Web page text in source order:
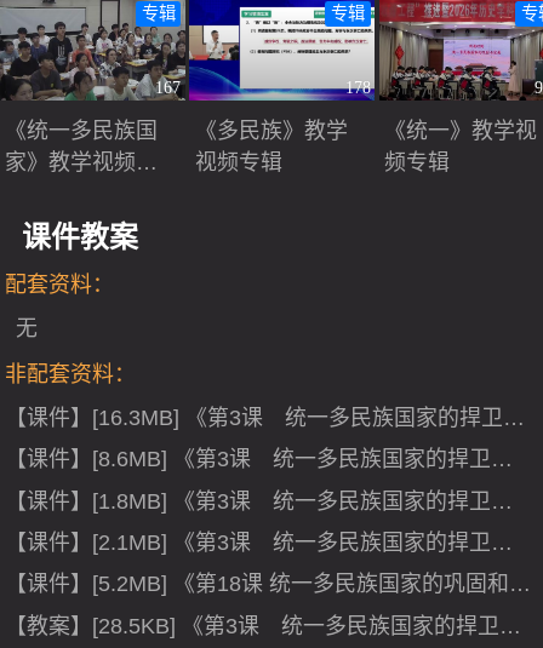
实录
实录
实录
167
专辑
《统一多民族国
家》教学视频专
178
专辑
《多民族》教学
视频专辑
专
《统一》教学视
频专辑
课件教案
配套资料：
无
非配套资料：
【课件】[16.3MB] 《第3课 统一多民族国家的捍卫者
康熙帝》PPT课件(安徽省省级优课).ppt
【课件】[8.6MB] 《第3课 统一多民族国家的捍卫者
康熙帝》PPT课件(安徽省市级优课).ppt
【课件】[1.8MB] 《第3课 统一多民族国家的捍卫者
康熙帝》PPT课件(浙江省市级优课).ppt
【课件】[2.1MB] 《第3课 统一多民族国家的捍卫者
康熙帝》PPT课件(江苏省市级优课).ppt
【课件】[5.2MB] 《第18课 统一多民族国家的巩固和发
展》PPT课件(安徽省县级优课).ppt
【教案】[28.5KB] 《第3课 统一多民族国家的捍卫者